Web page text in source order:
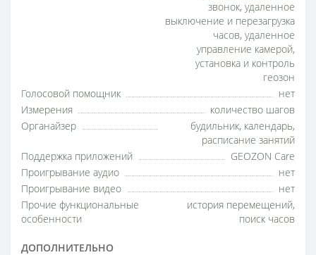
звонок, удаленное
выключение и перезагрузка
часов, удаленное
управление камерой,
установка и контроль
геозон
Голосовой помощник
нет
Измерения
количество шагов
Органайзер
будильник, календарь,
расписание занятий
Поддержка приложений
GEOZON Care
Проигрывание аудио
нет
Проигрывание видео
нет
Прочие функциональные
особенности
история перемещений,
поиск часов
ДОПОЛНИТЕЛЬНО